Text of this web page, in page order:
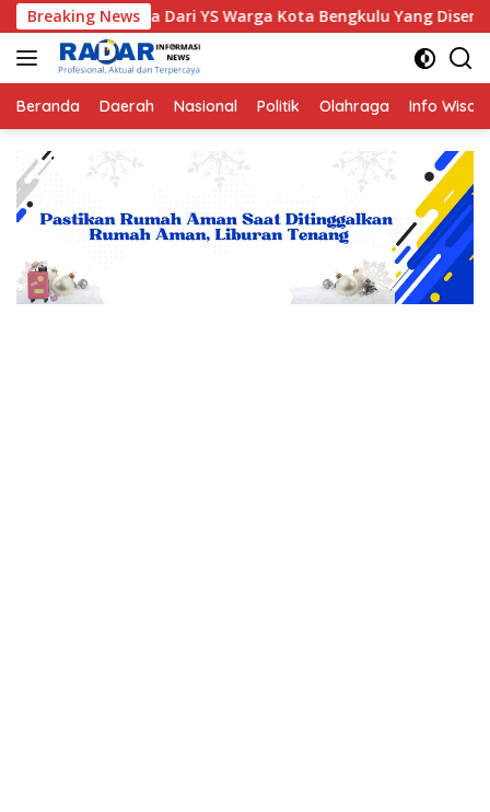
Langsung
ke
konten
Breaking News
Nyata Dari YS Warga Kota Bengkulu Yang
Beranda Daerah Nasional Politik Olahraga Info